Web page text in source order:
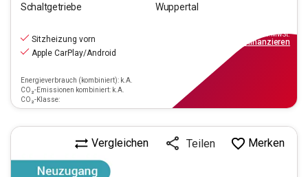
Schaltgetriebe
Wuppertal
Sitzheizung vorn
Apple CarPlay/Android
Energieverbrauch (kombiniert): k.A.
CO₂-Emissionen kombiniert: k.A.
CO₂-Klasse:
inkl.MwSt.
finanzieren
Vergleichen Teilen Merken